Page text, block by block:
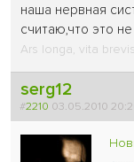
наша нервная
считаю,что это
Ars longa, vita brevis
serg12
#2210 03.05.2010